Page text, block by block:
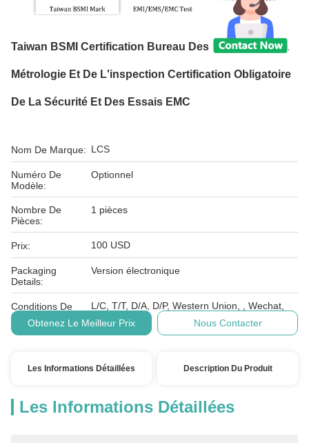
Taiwan BSMI Certification Bureau Des Normes, De La
Métrologie Et De L'inspection Certification Obligatoire
De La Sécurité Et Des Essais EMC
Nom De Marque: LCS
Numéro De
Modèle:
Optionnel
Nombre De
Pièces:
1 pièces
Prix: 100 USD
Packaging
Details:
Version électronique
Conditions De
Paiement:
L/C, T/T, D/A, D/P, Western Union, , Wechat,
Obtenez Le Meilleur Prix Nous Contacter
Les Informations Détaillées Description Du Produit
Les Informations Détaillées